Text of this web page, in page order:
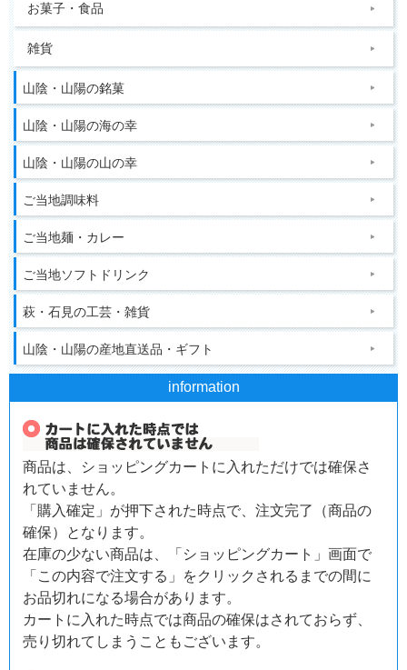
お菓子・食品
雑貨
山陰・山陽の銘菓
山陰・山陽の海の幸
山陰・山陽の山の幸
ご当地調味料
ご当地麺・カレー
ご当地ソフトドリンク
萩・石見の工芸・雑貨
山陰・山陽の産地直送品・ギフト
information
商品は、ショッピングカートに入れただけでは確保さ
れていません。
「購入確定」が押下された時点で、注文完了（商品の
確保）となります。
在庫の少ない商品は、「ショッピングカート」画面で
「この内容で注文する」をクリックされるまでの間に
お品切れになる場合があります。
カートに入れた時点では商品の確保はされておらず、
売り切れてしまうこともございます。